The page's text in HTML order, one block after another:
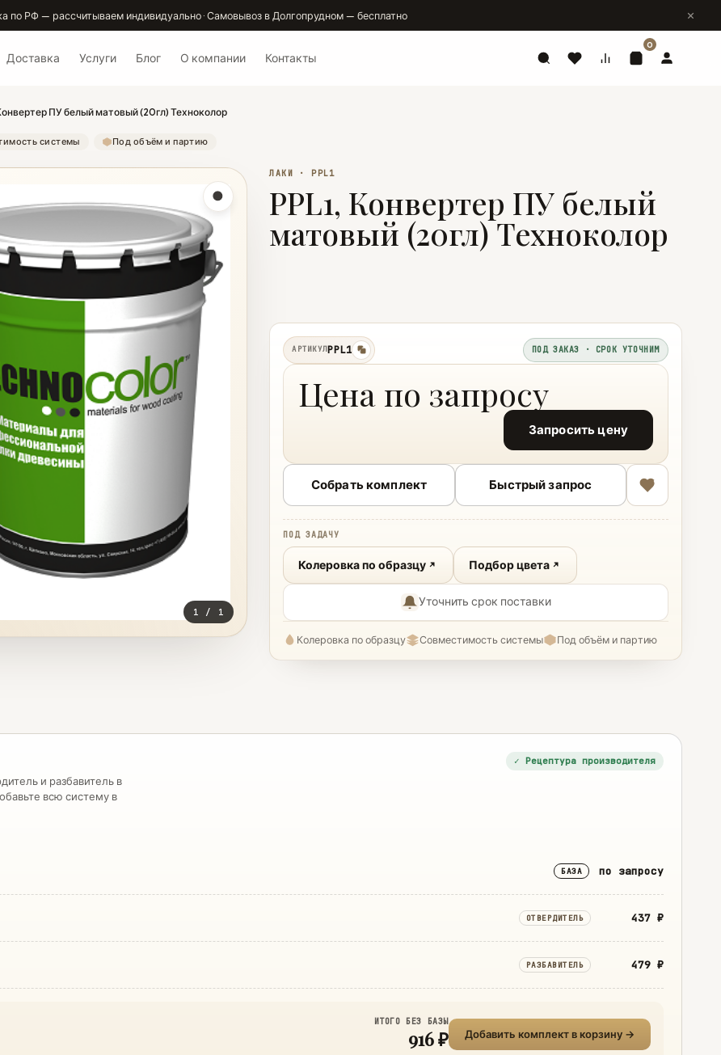
по РФ — рассчитываем индивидуально · Самовывоз в Долгопрудном — бесплатно
Доставка Услуги Блог О компании Контакты
0
ПУ белый матовый (20гл) Техноколор
системы Под объём и партию
ЛАКИ · PPL1
PPL1, Конвертер ПУ белый
матовый (20гл) Техноколор
1 / 1
АРТИКУЛPPL1
копировать
ПОД ЗАКАЗ · СРОК УТОЧНИМ
Цена по запросу
Запросить цену
Собрать комплект Быстрый запрос
ПОД ЗАДАЧУ
Колеровка по образцу Подбор цвета
Уточнить срок поставки
Колеровка по образцу Совместимость системы Под объём и партию
✓ Рецептура производителя
и разбавитель в
всю систему в
БАЗА по запросу
ОТВЕРДИТЕЛЬ 437 ₽
РАЗБАВИТЕЛЬ 479 ₽
ИТОГО БЕЗ БАЗЫ
916 ₽ Добавить комплект в корзину →